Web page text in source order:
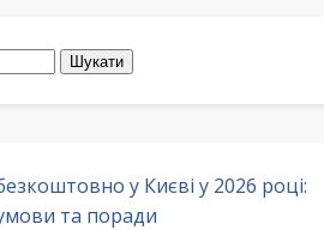
у Києві у 2026 році:
та поради